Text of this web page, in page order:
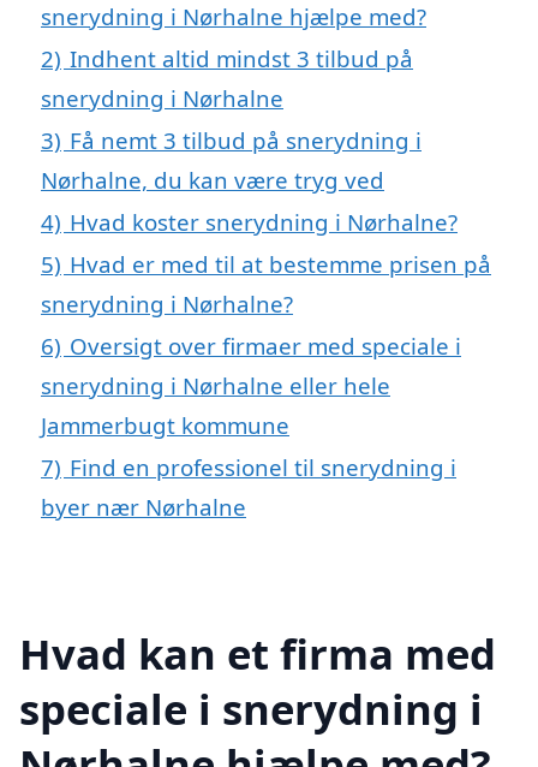
snerydning i Nørhalne hjælpe med?
2) Indhent altid mindst 3 tilbud på
snerydning i Nørhalne
3) Få nemt 3 tilbud på snerydning i
Nørhalne, du kan være tryg ved
4) Hvad koster snerydning i Nørhalne?
5) Hvad er med til at bestemme prisen på
snerydning i Nørhalne?
6) Oversigt over firmaer med speciale i
snerydning i Nørhalne eller hele
Jammerbugt kommune
7) Find en professionel til snerydning i
byer nær Nørhalne
Hvad kan et firma med
speciale i snerydning i